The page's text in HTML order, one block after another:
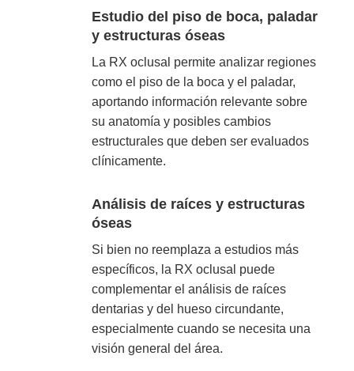
Estudio del piso de boca, paladar
y estructuras óseas
La RX oclusal permite analizar regiones
como el piso de la boca y el paladar,
aportando información relevante sobre
su anatomía y posibles cambios
estructurales que deben ser evaluados
clínicamente.
Análisis de raíces y estructuras
óseas
Si bien no reemplaza a estudios más
específicos, la RX oclusal puede
complementar el análisis de raíces
dentarias y del hueso circundante,
especialmente cuando se necesita una
visión general del área.